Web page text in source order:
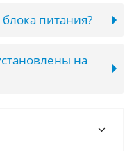
питания?
на